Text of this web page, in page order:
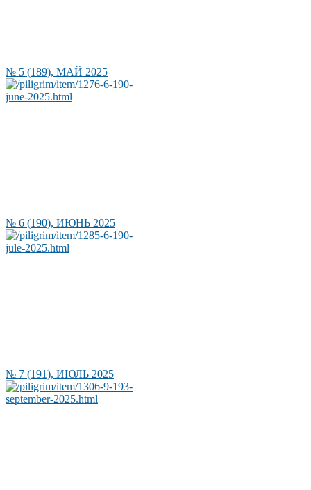
№ 5 (189), МАЙ 2025
№ 6 (190), ИЮНЬ 2025
№ 7 (191), ИЮЛЬ 2025